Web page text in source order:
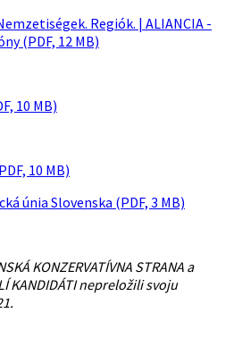
Regiók. | ALIANCIA -
(PDF, 12 MB)
10 MB)
10 MB)
únia Slovenska (PDF, 3 MB)
KONZERVATÍVNA STRANA a
KANDIDÁTI nepreložili svoju